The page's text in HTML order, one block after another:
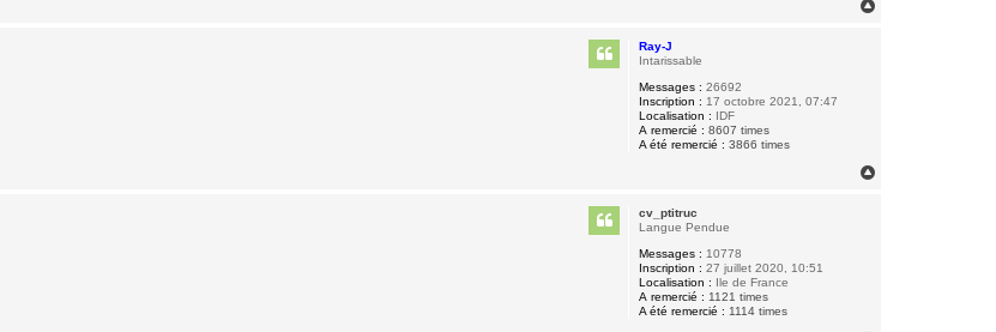
Ray-J
Intarissable
Messages : 26692
Inscription : 17 octobre 2021, 07:47
Localisation : IDF
A remercié : 8607 times
A été remercié : 3866 times
cv_ptitruc
Langue Pendue
Messages : 10778
Inscription : 27 juillet 2020, 10:51
Localisation : Ile de France
A remercié : 1121 times
A été remercié : 1114 times